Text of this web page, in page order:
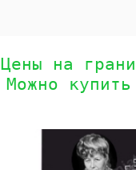
Цены на
Можно